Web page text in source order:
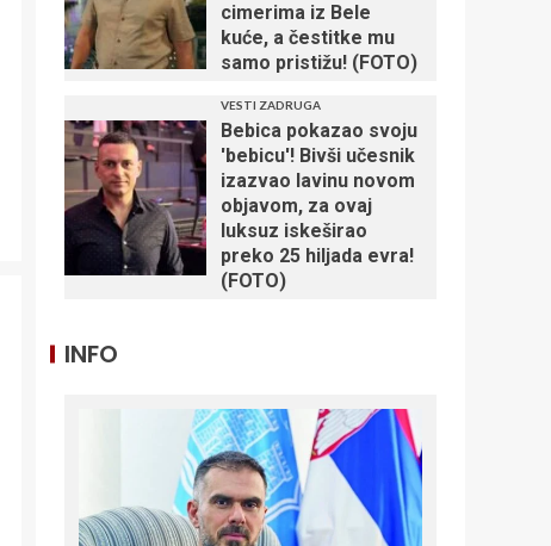
cimerima iz Bele
kuće, a čestitke mu
samo pristižu! (FOTO)
VESTI ZADRUGA
Bebica pokazao svoju
'bebicu'! Bivši učesnik
izazvao lavinu novom
objavom, za ovaj
luksuz iskeširao
preko 25 hiljada evra!
(FOTO)
INFO